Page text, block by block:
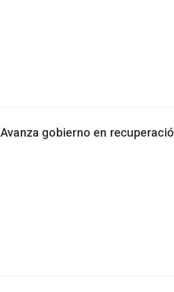
Avanza gobierno en